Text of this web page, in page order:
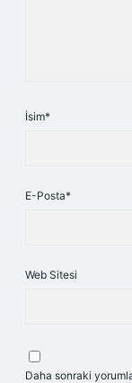
İsim*
E-Posta*
Web Sitesi
Daha sonraki